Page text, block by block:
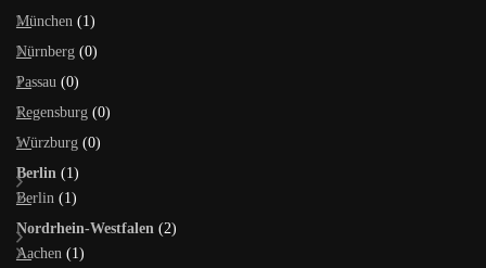
München (1)
Nürnberg (0)
Passau (0)
Regensburg (0)
Würzburg (0)
Berlin (1)
Berlin (1)
Nordrhein-Westfalen (2)
Aachen (1)